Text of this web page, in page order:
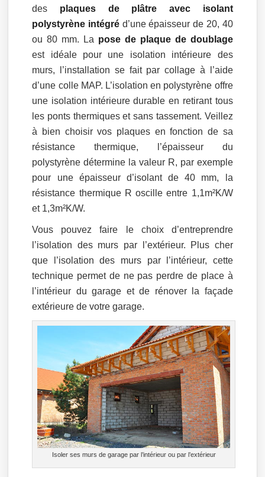
des plaques de plâtre avec isolant
polystyrène intégré d’une épaisseur de 20, 40
ou 80 mm. La pose de plaque de doublage
est idéale pour une isolation intérieure des
murs, l’installation se fait par collage à l’aide
d’une colle MAP. L’isolation en polystyrène offre
une isolation intérieure durable en retirant tous
les ponts thermiques et sans tassement. Veillez
à bien choisir vos plaques en fonction de sa
résistance thermique, l’épaisseur du
polystyrène détermine la valeur R, par exemple
pour une épaisseur d’isolant de 40 mm, la
résistance thermique R oscille entre 1,1m²K/W
et 1,3m²K/W.
Vous pouvez faire le choix d’entreprendre
l’isolation des murs par l’extérieur. Plus cher
que l’isolation des murs par l’intérieur, cette
technique permet de ne pas perdre de place à
l’intérieur du garage et de rénover la façade
extérieure de votre garage.
Isoler ses murs de garage par l’intérieur ou par l’extérieur